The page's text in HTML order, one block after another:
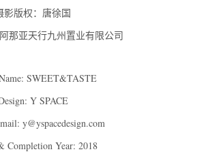
影版权：唐徐国
那亚天行九州置业有限公司
SWEET&TASTE
Y SPACE
y@yspacedesign.com
Completion Year: 2018